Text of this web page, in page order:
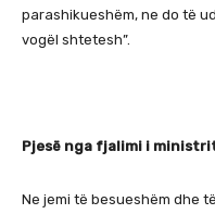
parashikueshëm, ne do të
vogël shtetesh”.
Pjesë nga fjalimi i
Ne jemi të besueshëm dhe